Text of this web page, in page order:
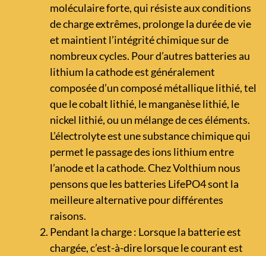
moléculaire forte, qui résiste aux conditions
de charge extrêmes, prolonge la durée de vie
et maintient l’intégrité chimique sur de
nombreux cycles. Pour d’autres batteries au
lithium la cathode est généralement
composée d’un composé métallique lithié, tel
que le cobalt lithié, le manganèse lithié, le
nickel lithié, ou un mélange de ces éléments.
L’électrolyte est une substance chimique qui
permet le passage des ions lithium entre
l’anode et la cathode. Chez Volthium nous
pensons que les batteries LifePO4 sont la
meilleure alternative pour différentes
raisons.
Pendant la charge : Lorsque la batterie est
chargée, c’est-à-dire lorsque le courant est